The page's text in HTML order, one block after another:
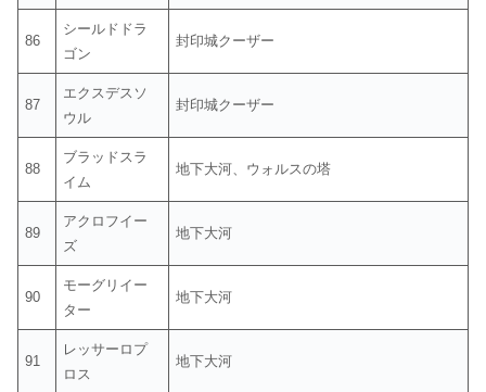
86
シールドドラ
ゴン
封印城クーザー
87
エクスデスソ
ウル
封印城クーザー
88
ブラッドスラ
イム
地下大河、ウォルスの塔
89
アクロフイー
ズ
地下大河
90
モーグリイー
ター
地下大河
91
レッサーロプ
ロス
地下大河